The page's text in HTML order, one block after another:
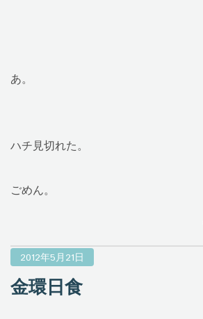
あ。
ハチ見切れた。
ごめん。
2012年5月21日
金環日食